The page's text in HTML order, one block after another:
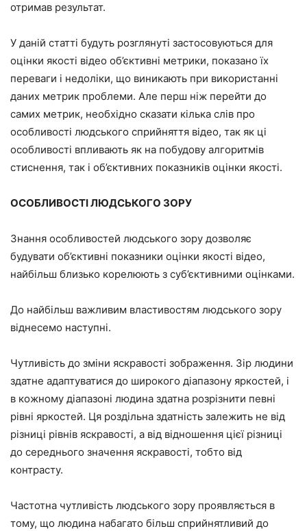
отримав результат.
У даній статті будуть розглянуті застосовуються для
оцінки якості відео об’єктивні метрики, показано їх
переваги і недоліки, що виникають при використанні
даних метрик проблеми. Але перш ніж перейти до
самих метрик, необхідно сказати кілька слів про
особливості людського сприйняття відео, так як ці
особливості впливають як на побудову алгоритмів
стиснення, так і об’єктивних показників оцінки якості.
ОСОБЛИВОСТІ ЛЮДСЬКОГО ЗОРУ
Знання особливостей людського зору дозволяє
будувати об’єктивні показники оцінки якості відео,
найбільш близько корелюють з суб’єктивними оцінками.
До найбільш важливим властивостям людського зору
віднесемо наступні.
Чутливість до зміни яскравості зображення. Зір людини
здатне адаптуватися до широкого діапазону яркостей, і
в кожному діапазоні людина здатна розрізнити певні
рівні яркостей. Ця роздільна здатність залежить не від
різниці рівнів яскравості, а від відношення цієї різниці
до середнього значення яскравості, тобто від
контрасту.
Частотна чутливість людського зору проявляється в
тому, що людина набагато більш сприйнятливий до